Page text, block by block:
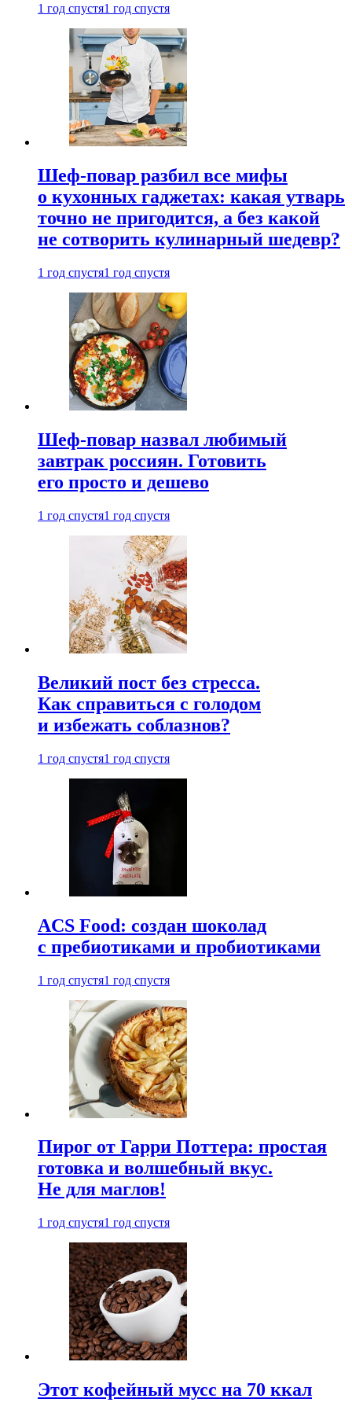
1 год спустя1 год спустя
Шеф-повар разбил все мифы
о кухонных гаджетах: какая утварь
точно не пригодится, а без какой
не сотворить кулинарный шедевр?
1 год спустя1 год спустя
Шеф-повар назвал любимый
завтрак россиян. Готовить
его просто и дешево
1 год спустя1 год спустя
Великий пост без стресса.
Как справиться с голодом
и избежать соблазнов?
1 год спустя1 год спустя
ACS Food: создан шоколад
с пребиотиками и пробиотиками
1 год спустя1 год спустя
Пирог от Гарри Поттера: простая
готовка и волшебный вкус.
Не для маглов!
1 год спустя1 год спустя
Этот кофейный мусс на 70 ккал